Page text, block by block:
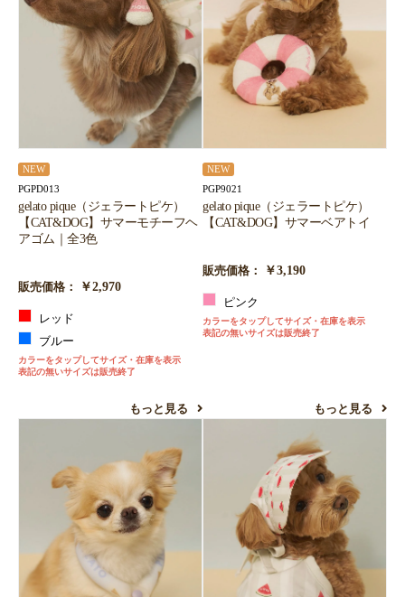
NEW
PGPD013
gelato pique（ジェラートピケ）
【CAT&DOG】サマーモチーフヘ
アゴム｜全3色
販売価格： ￥2,970
レッド
ブルー
カラーをタップしてサイズ・在庫を表示
表記の無いサイズは販売終了
もっと見る
NEW
PGP9021
gelato pique（ジェラートピケ）
【CAT&DOG】サマーベアトイ
販売価格： ￥3,190
ピンク
カラーをタップしてサイズ・在庫を表示
表記の無いサイズは販売終了
もっと見る